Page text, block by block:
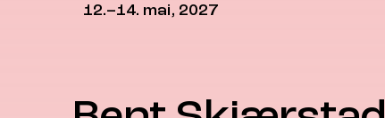
12.–14. mai, 2027